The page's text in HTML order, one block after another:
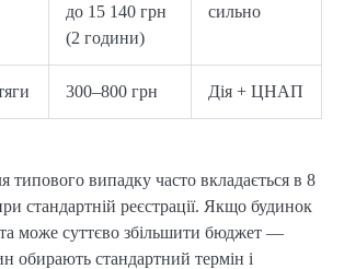
до 15 140 грн
(2 години)
сильно
300–800 грн Дія + ЦНАП
типового випадку часто вкладається в 8
стандартній реєстрації. Якщо будинок
може суттєво збільшити бюджет —
обирають стандартний термін і